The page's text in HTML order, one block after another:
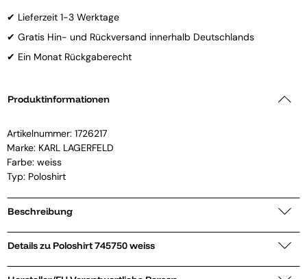
✔ Lieferzeit 1-3 Werktage
✔ Gratis Hin- und Rückversand innerhalb Deutschlands
✔ Ein Monat Rückgaberecht
Produktinformationen
Artikelnummer: 1726217
Marke: KARL LAGERFELD
Farbe: weiss
Typ: Poloshirt
Beschreibung
Details zu Poloshirt 745750 weiss